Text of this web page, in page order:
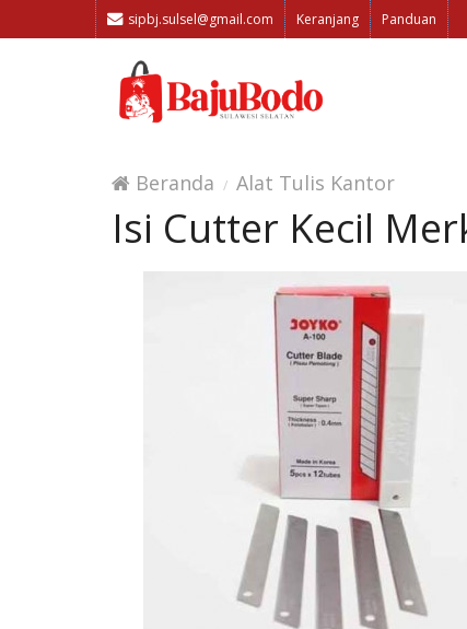
sipbj.sulsel@gmail.com Keranjang Panduan
Beranda Alat Tulis Kantor
Isi Cutter Kecil